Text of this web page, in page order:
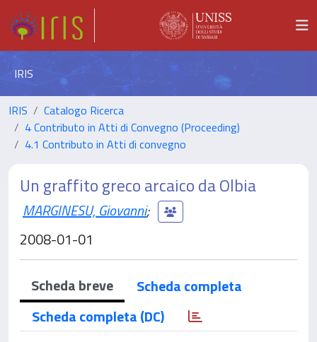
IRIS
IRIS
Catalogo Ricerca
4 Contributo in Atti di Convegno (Proceeding)
4.1 Contributo in Atti di convegno
Un graffito greco arcaico da Olbia
MARGINESU, Giovanni;
2008-01-01
Scheda breve
Scheda completa
Scheda completa (DC)